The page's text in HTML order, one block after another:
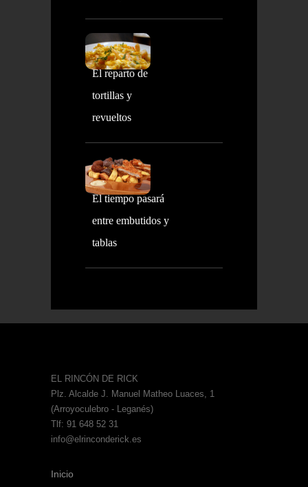
El reparto de
tortillas y
revueltos
El tiempo pasará
entre embutidos y
tablas
EL RINCÓN DE RICK
Plz. Alcalde J. Manuel Matheo Luaces, 1
(Arroyoculebro - Leganés)
Tlf: 91 648 52 31
info@elrinconderick.es
Inicio